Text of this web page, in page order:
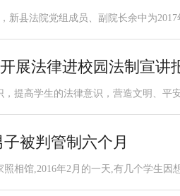
新县法院党组成员、副院长余中为
展法律进校园法制宣讲
提高学生的法律意识，营造文明、平
被判管制六个月
相馆,2016年2月的一天,有几个学生因